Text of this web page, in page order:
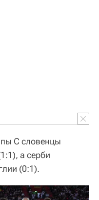
C словенцы
а серби
(0:1).